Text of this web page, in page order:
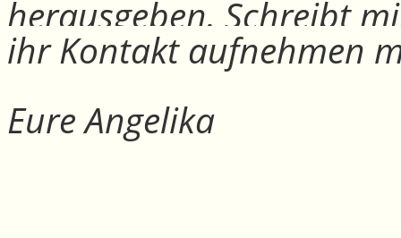
herausgeben. Schreibt
ihr Kontakt aufnehmen
Eure Angelika